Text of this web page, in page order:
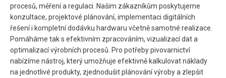
procesů, měření a regulaci. Našim zákazníkům poskytujeme
konzultace, projektové plánování, implementaci digitálních
řešení i kompletní dodávku hardwaru včetně samotné realizace.
Pomáháme tak s efektivním zpracováním, vizualizací dat a
optimalizací výrobních procesů. Pro potřeby pivovarnictví
nabízíme nástroj, který umožňuje efektivně kalkulovat náklady
na jednotlivé produkty, zjednodušit plánování výroby a zlepšit